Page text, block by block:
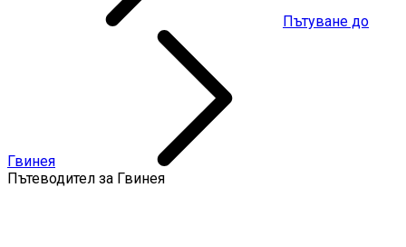
Пътуване до
Гвинея
Пътеводител за Гвинея